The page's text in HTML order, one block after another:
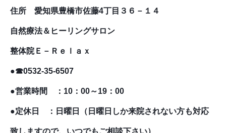
住所 愛知県豊橋市佐藤4丁目３６－１４
自然療法＆ヒーリングサロン
整体院Ｅ－Ｒｅｌａｘ
●☎0532-35-6507
●営業時間 ：10：00～19：00
●定休日 ：日曜日（日曜日しか来院されない方も対応